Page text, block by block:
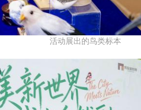
活动展出的鸟类标本